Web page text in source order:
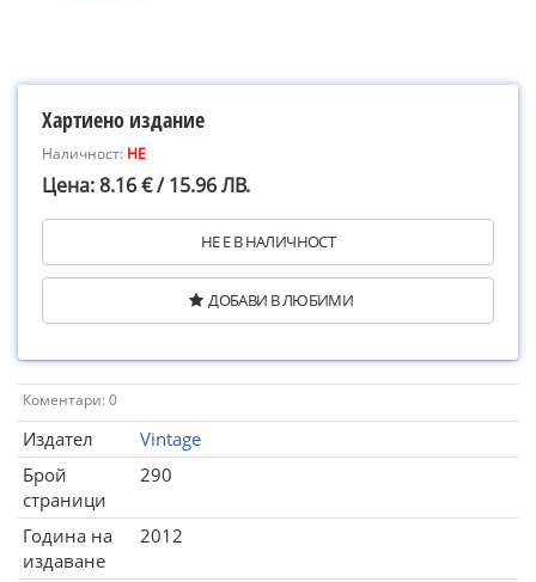
Хартиено издание
Наличност: НЕ
Цена: 8.16 € / 15.96 ЛВ.
НЕ Е В НАЛИЧНОСТ
ДОБАВИ В ЛЮБИМИ
Коментари: 0
Издател
Vintage
Брой
страници
290
Година на
издаване
2012